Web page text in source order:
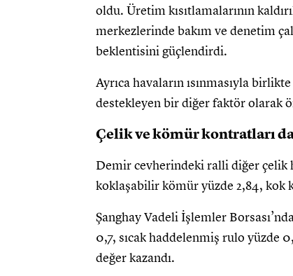
oldu. Üretim kısıtlamalarının
merkezlerinde bakım ve denetim
beklentisini güçlendirdi.
Ayrıca havaların ısınmasıyla
destekleyen bir diğer faktör olarak
Çelik ve kömür kontratları
Demir cevherindeki ralli diğer çelik
koklaşabilir kömür yüzde 2,84, kok
Şanghay Vadeli İşlemler
0,7, sıcak haddelenmiş rulo yüzde
değer kazandı.